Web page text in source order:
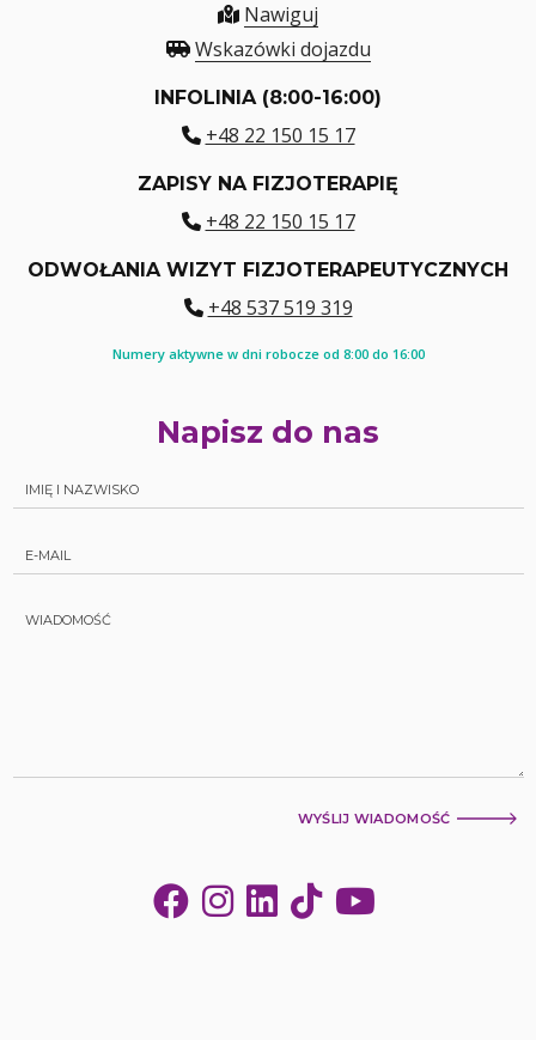
Nawiguj
Wskazówki dojazdu
INFOLINIA (8:00-16:00)
+48 22 150 15 17
ZAPISY NA FIZJOTERAPIĘ
+48 22 150 15 17
ODWOŁANIA WIZYT FIZJOTERAPEUTYCZNYCH
+48 537 519 319
Numery aktywne w dni robocze od 8:00 do 16:00
Napisz do nas
WYŚLIJ WIADOMOŚĆ